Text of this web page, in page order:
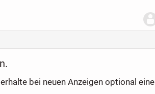
bei neuen Anzeigen optional eine